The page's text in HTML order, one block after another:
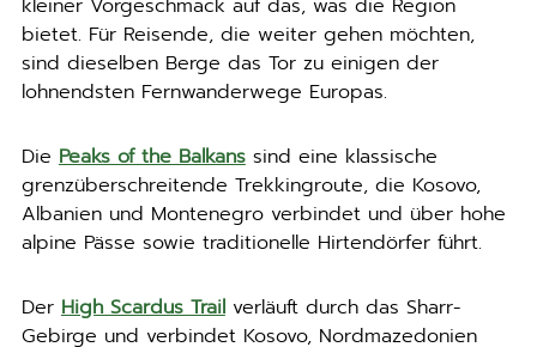
kleiner Vorgeschmack auf das, was die Region
bietet. Für Reisende, die weiter gehen möchten,
sind dieselben Berge das Tor zu einigen der
lohnendsten Fernwanderwege Europas.
Die Peaks of the Balkanssind eine klassische
grenzüberschreitende Trekkingroute, die Kosovo,
Albanien und Montenegro verbindet und über hohe
alpine Pässe sowie traditionelle Hirtendörfer führt.
Der High Scardus Trailverläuft durch das Sharr-
Gebirge und verbindet Kosovo, Nordmazedonien